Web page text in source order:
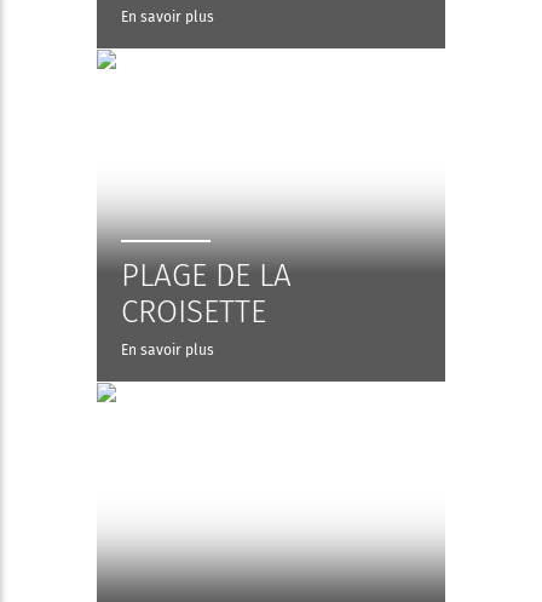
En savoir plus
PLAGE DE LA
CROISETTE
En savoir plus